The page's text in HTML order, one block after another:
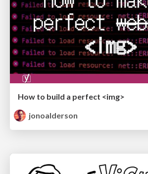
How to build a perfect <img>
jonoalderson